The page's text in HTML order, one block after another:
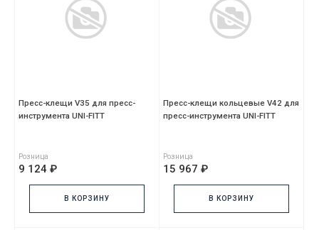
Пресс-клещи V35 для пресс-
инструмента UNI-FITT
Розница
9 124 ₽
В КОРЗИНУ
Пресс-клещи кольцевые V42 для
пресс-инструмента UNI-FITT
Розница
15 967 ₽
В КОРЗИНУ